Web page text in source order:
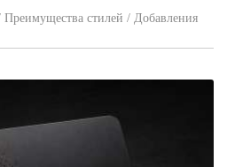
стилей / Добавления